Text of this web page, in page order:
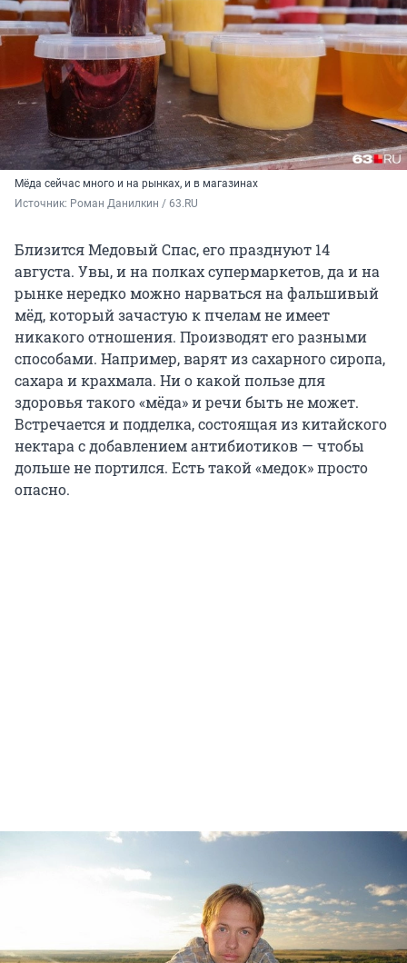
Мёда сейчас много и на рынках, и в магазинах
Источник: Роман Данилкин / 63.RU
Близится Медовый Спас, его празднуют 14
августа. Увы, и на полках супермаркетов, да и на
рынке нередко можно нарваться на фальшивый
мёд, который зачастую к пчелам не имеет
никакого отношения. Производят его разными
способами. Например, варят из сахарного сиропа,
сахара и крахмала. Ни о какой пользе для
здоровья такого «мёда» и речи быть не может.
Встречается и подделка, состоящая из китайского
нектара с добавлением антибиотиков — чтобы
дольше не портился. Есть такой «медок» просто
опасно.